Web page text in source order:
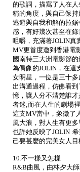
的歌詞，描寫了人在
稱的角度，與自己保
逃避與自我和解的拉
感，有好幾次甚至在
咀嚼，充滿著JOLIN真
MV更首度邀到香港電
國南特三大洲電影節
為偶像的JOLIN，在這
女明星，一位是三十
出溝通過程，仿佛看
憶，讓人分不清楚誰
者迷;而在人生的劇場
這支MV當中，象徵了
風大浪，對人生有更
也許她反映了JOLIN
己要甚麼的完美女人目
10.不一樣又怎樣
R&B曲風，由林夕大